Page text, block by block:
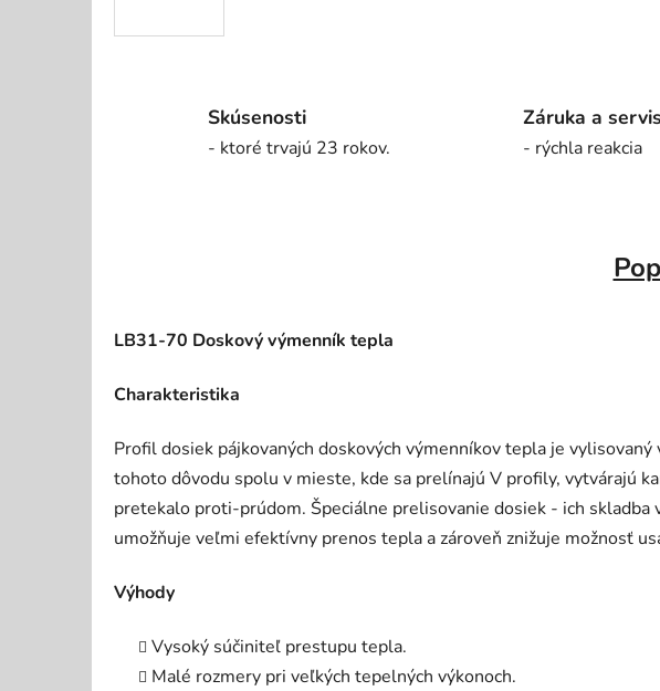
Skúsenosti
- ktoré trvajú 23 rokov.
Záruka a servis
- rýchla reakcia
LB31-70 Doskový výmenník tepla
Charakteristika
Profil dosiek pájkovaných doskových výmenníkov tepla je
tohoto dôvodu spolu v mieste, kde sa prelínajú V profily, vytvárajú
pretekalo proti-prúdom. Špeciálne prelisovanie dosiek - ich
umožňuje veľmi efektívny prenos tepla a zároveň znižuje možnosť
Výhody
Vysoký súčiniteľ prestupu tepla.
Malé rozmery pri veľkých tepelných výkonoch.